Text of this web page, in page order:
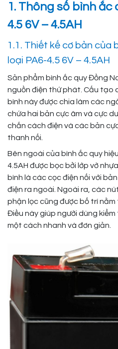
1. Thông số bình ắc
4.5 6V – 4.5AH
1.1. Thiết kế cơ bản của
loại PA6-4.5 6V – 4.5AH
Sản phẩm bình ắc quy Đồng
nguồn điện thứ phát. Cấu tạo
bình này được chia làm các
chứa hai bản cực âm và cực
chắn cách điện và các bản
thanh nối.
Bên ngoài của bình ắc quy
4.5AH được bọc bởi lớp vờ
bình là các cọc điện nối với
điện ra ngoài. Ngoài ra, các
phận lọc cũng được bố trí
Điều này giúp người dùng
một cách nhanh và đơn giản.